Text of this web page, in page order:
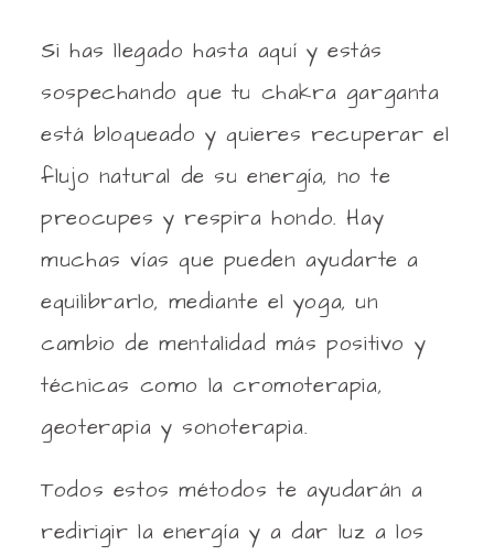
Si has llegado hasta aquí y estás
sospechando que tu chakra garganta
está bloqueado y quieres recuperar el
flujo natural de su energía, no te
preocupes y respira hondo. Hay
muchas vías que pueden ayudarte a
equilibrarlo, mediante el yoga, un
cambio de mentalidad más positivo y
técnicas como la cromoterapia,
geoterapia y sonoterapia.
Todos estos métodos te ayudarán a
redirigir la energía y a dar luz a los